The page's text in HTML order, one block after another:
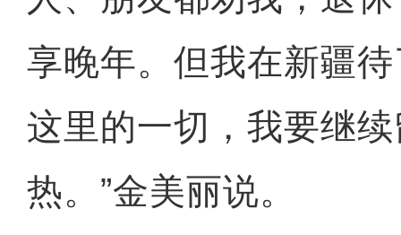
享晚年。但我在新疆
这里的一切，我要继
热。”金美丽说。